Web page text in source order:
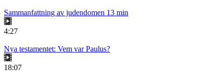
Sammanfattning av judendomen 13 min
4:27
Nya testamentet: Vem var Paulus?
18:07